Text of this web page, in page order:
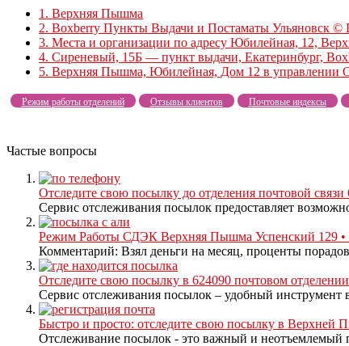
1. Верхняя Пышма
2. Boxberry Пункты Выдачи и Постаматы Ульяновск ©
3. Места и организации по адресу Юбилейная, 12,
4. Сиреневый, 15Б — пункт выдачи, Екатеринбург,
5. Верхняя Пышма, Юбилейная, Дом 12 в управлении
Режим работы отделений Отзывы клиентов Почтовые индексы
Частые вопросы
Отследите свою посылку до отделения почтовой
Сервис отслеживания посылок предоставляет
Режим Работы СДЭК Верхняя Пышма Успенский 129 •
Комментарий: Взял деньги на месяц, проценты
Отследите свою посылку в 624090 почтовом
Сервис отслеживания посылок – удобный инструмент
Быстро и просто: отследите свою посылку в
Отслеживание посылок - это важный и неотъемлемый